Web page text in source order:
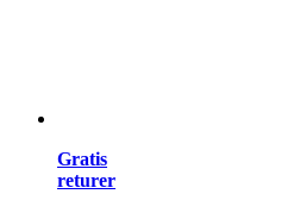
Gratis
returer